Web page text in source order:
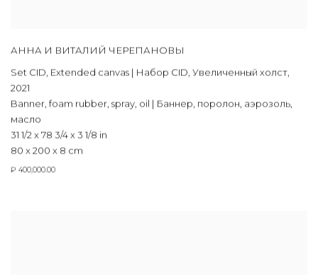
АННА И ВИТАЛИЙ ЧЕРЕПАНОВЫ
Set CID, Extended canvas | Набор CID, Увеличенный холст,
2021
Banner, foam rubber, spray, oil | Баннер, поролон, аэрозоль,
масло
31 1/2 x 78 3/4 x 3 1/8 in
80 x 200 x 8 cm
₽ 400,000.00